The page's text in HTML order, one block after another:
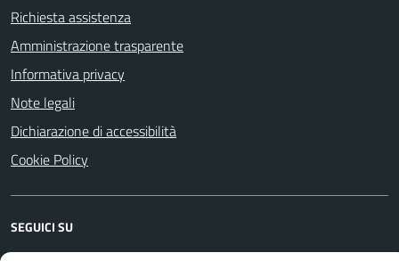
Richiesta assistenza
Amministrazione trasparente
Informativa privacy
Note legali
Dichiarazione di accessibilità
Cookie Policy
SEGUICI SU